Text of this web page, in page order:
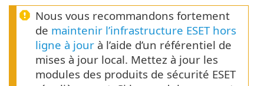
Nous vous recommandons fortement
de maintenir l’infrastructure ESET hors
ligne à jour à l’aide d’un référentiel de
mises à jour local. Mettez à jour les
modules des produits de sécurité ESET